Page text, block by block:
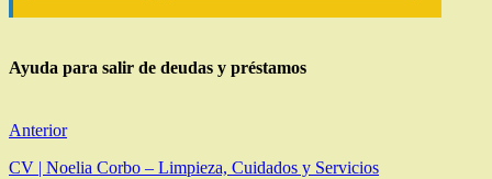
Ayuda para salir de deudas y préstamos
Anterior
CV | Noelia Corbo – Limpieza, Cuidados y Servicios